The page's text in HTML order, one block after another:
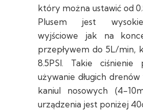
który można ustawić od
Plusem jest
wyjściowe jak na
przepływem do 5L/min,
8.5PSI. Takie ciśnienie
używanie długich
kaniul nosowych (4-
urządzenia jest poniżej